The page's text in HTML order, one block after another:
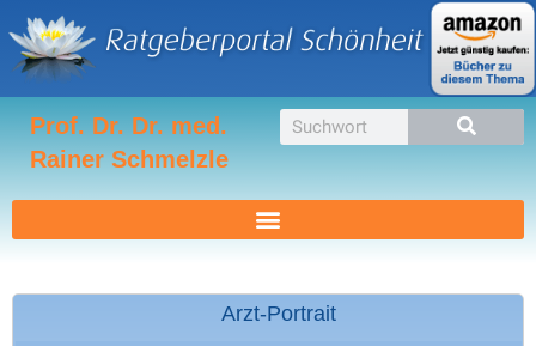
Inhalt
springen
Prof. Dr. Dr. med.
Rainer Schmelzle
Suche
Arzt-Portrait